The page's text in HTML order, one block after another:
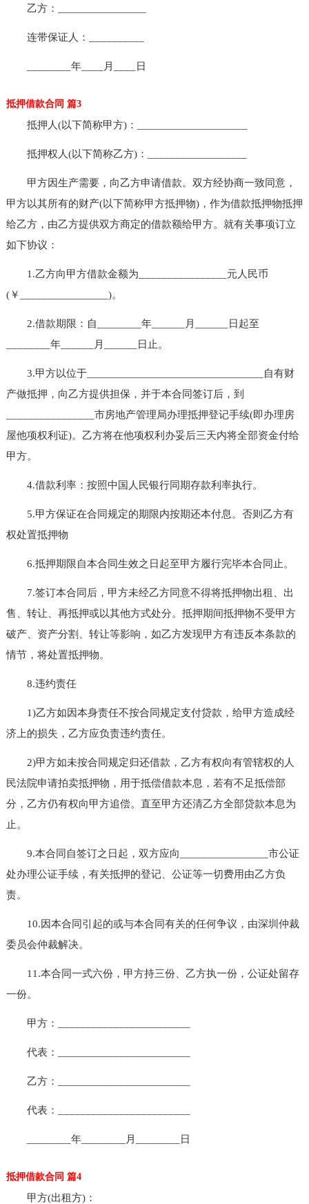
乙方：________________
连带保证人：__________
________年____月____日
抵押借款合同 篇3
抵押人(以下简称甲方)：____________________
抵押权人(以下简称乙方)：__________________
甲方因生产需要，向乙方申请借款。双方经协商一致同意，
甲方以其所有的财产(以下简称甲方抵押物)，作为借款抵押物抵押
给乙方，由乙方提供双方商定的借款额给甲方。就有关事项订立
如下协议：
1.乙方向甲方借款金额为________________元人民币
(￥________________)。
2.借款期限：自________年______月______日起至
________年______月______日止。
3.甲方以位于________________________________自有财
产做抵押，向乙方提供担保，并于本合同签订后，到
________________市房地产管理局办理抵押登记手续(即办理房
屋他项权利证)。乙方将在他项权利办妥后三天内将全部资金付给
甲方。
4.借款利率：按照中国人民银行同期存款利率执行。
5.甲方保证在合同规定的期限内按期还本付息。否则乙方有
权处置抵押物
6.抵押期限自本合同生效之日起至甲方履行完毕本合同止。
7.签订本合同后，甲方未经乙方同意不得将抵押物出租、出
售、转让、再抵押或以其他方式处分。抵押期间抵押物不受甲方
破产、资产分割、转让等影响，如乙方发现甲方有违反本条款的
情节，将处置抵押物。
8.违约责任
1)乙方如因本身责任不按合同规定支付贷款，给甲方造成经
济上的损失，乙方应负责违约责任。
2)甲方如未按合同规定归还借款，乙方有权向有管辖权的人
民法院申请拍卖抵押物，用于抵偿借款本息，若有不足抵偿部
分，乙方仍有权向甲方追偿。直至甲方还清乙方全部贷款本息为
止。
9.本合同自签订之日起，双方应向________________市公证
处办理公证手续，有关抵押的登记、公证等一切费用由乙方负
责。
10.因本合同引起的或与本合同有关的任何争议，由深圳仲裁
委员会仲裁解决。
11.本合同一式六份，甲方持三份、乙方执一份，公证处留存
一份。
甲方：________________________
代表：________________________
乙方：________________________
代表：________________________
________年________月________日
抵押借款合同 篇4
甲方(出租方)：